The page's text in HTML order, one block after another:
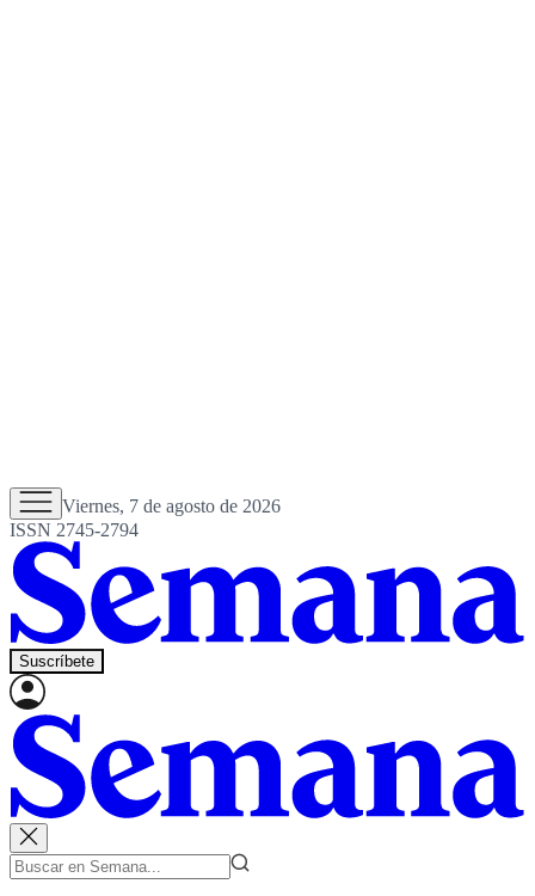
Viernes, 7 de agosto de 2026
ISSN 2745-2794
Suscríbete